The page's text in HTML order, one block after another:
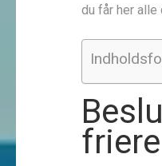
du får her